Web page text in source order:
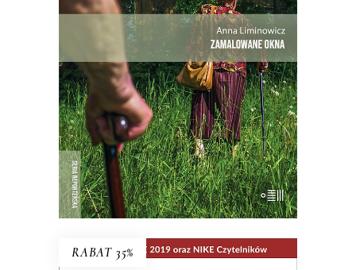
nieufność wobec siebie.Premiera 25
maja
42.00zł 27.30zł
KSIĄŻKA DO KOSZYKA
RABAT 35%